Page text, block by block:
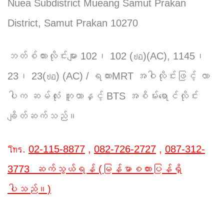
Nuea Subdistrict Mueang Samut Prakan
District, Samut Prakan 10270
ဘတ်စ်ကားလိုင်းများ 102၊ 102 (ปอ)(AC), 1145၊
23၊ 23(ปอ) (AC) / ရထားMRT အဝါလိုင်းဖြင့် လာ
ပါက ဆမ်လုံး ဘူတာနှင့် BTS အစိမ်းရောင်လိုင်း
ချိတ်ဆက်သည်။
โทร. 02-115-8877 , 082-726-2727 , 087-312-
3773 ဆက်သွယ်ရန် (မြန်မာစကားပြန်ရှိ
ပါသည်။)